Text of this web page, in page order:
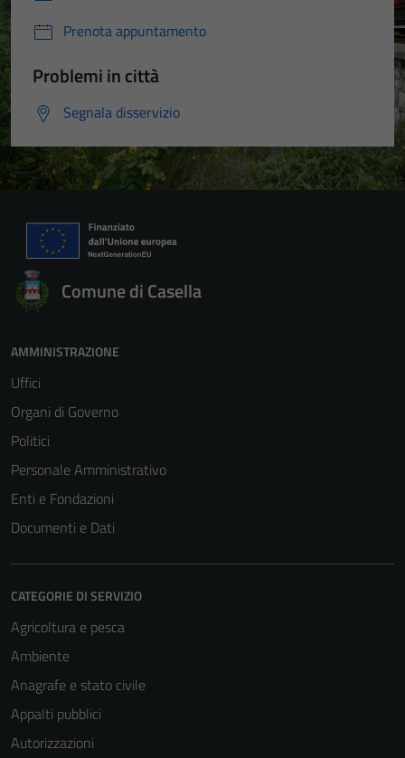
Prenota appuntamento
Problemi in città
Segnala disservizio
Comune di Casella
AMMINISTRAZIONE
Uffici
Organi di Governo
Politici
Personale Amministrativo
Enti e Fondazioni
Documenti e Dati
CATEGORIE DI SERVIZIO
Agricoltura e pesca
Ambiente
Anagrafe e stato civile
Appalti pubblici
Autorizzazioni